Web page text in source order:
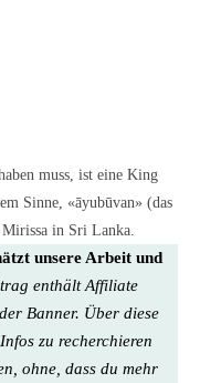
muss, ist eine King
Sinne, «āyubūvan» (das
in Sri Lanka.
unsere Arbeit und
enthält Affiliate
Banner. Über diese
zu recherchieren
ohne, dass du mehr